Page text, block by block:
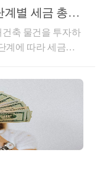
주택 양도시 1세대
아니하는 것입니
역주택조합 조합
계약금 완납-’20.1
지정-’21. 2월B
내용-지역주택조
)를 보유한 1세대가
을 체결하고 계약
되어 해당주택을
적용 여부★주요
계별 세금 총정
축 물건을 투자하
계에 따라 세금이
이 적용될 수 있는
진행 절차에 따라
생되는 세금에 대
관리처분계획인
멸실 전 단계&lt;2편
후 단계1. 관리처분
주택이 조합원입